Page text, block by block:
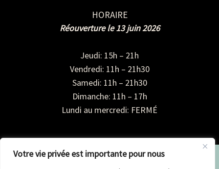
Votre vie privée est importante pour nous
HORAIRE
Réouverture le 13 juin 2026
Jeudi: 15h – 21h
Vendredi: 11h – 21h30
Samedi: 11h – 21h30
Dimanche: 11h – 17h
Lundi au mercredi: FERMÉ
Le Terrasse Café, un café communautaire propulsé